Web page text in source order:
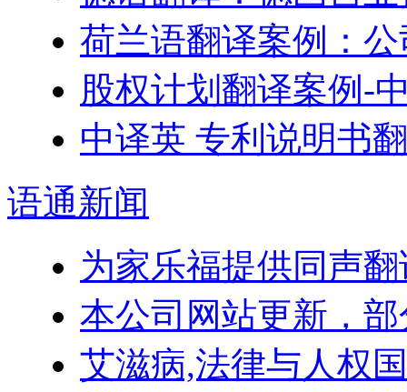
荷兰语翻译案例：
股权计划翻译案例-
中译英 专利说明书
语通新闻
为家乐福提供同声
本公司网站更新，
艾滋病,法律与人权